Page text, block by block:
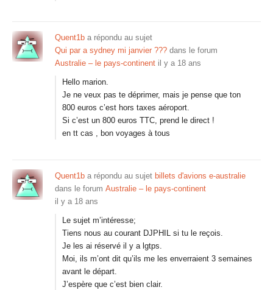
Quent1b a répondu au sujet
Qui par a sydney mi janvier ??? dans le forum
Australie – le pays-continent il y a 18 ans
Hello marion.
Je ne veux pas te déprimer, mais je pense que ton
800 euros c’est hors taxes aéroport.
Si c’est un 800 euros TTC, prend le direct !
en tt cas , bon voyages à tous
Quent1b a répondu au sujet billets d'avions e-australie
dans le forum Australie – le pays-continent
il y a 18 ans
Le sujet m’intéresse;
Tiens nous au courant DJPHIL si tu le reçois.
Je les ai réservé il y a lgtps.
Moi, ils m’ont dit qu’ils me les enverraient 3 semaines
avant le départ.
J’espère que c’est bien clair.